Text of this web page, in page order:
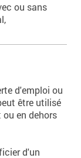
ou sans
d'emploi ou
être utilisé
en dehors
d'un